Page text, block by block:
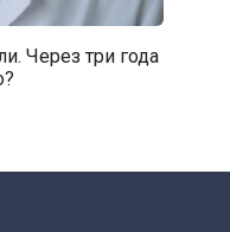
Через три года